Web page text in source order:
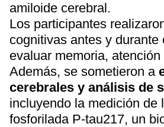
amiloide cerebral.
Los participantes
cognitivas antes y durante
evaluar memoria,
Además, se sometieron a
cerebrales y análisis de
incluyendo la medición de
fosforilada P-tau217, un